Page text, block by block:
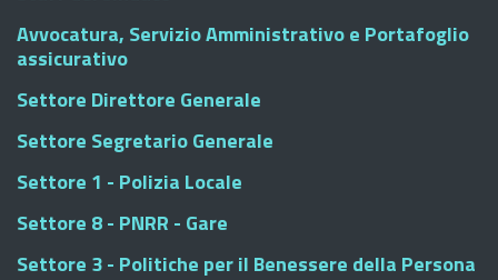
Avvocatura, Servizio Amministrativo e Portafoglio
assicurativo
Settore Direttore Generale
Settore Segretario Generale
Settore 1 - Polizia Locale
Settore 8 - PNRR - Gare
Settore 3 - Politiche per il Benessere della Persona